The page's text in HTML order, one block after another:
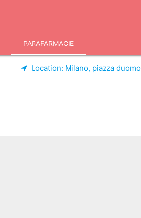
PARAFARMACIE
Location: Milano, piazza duomo